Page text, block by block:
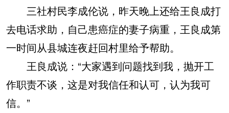
三社村民李成伦说，昨天晚上还给王良成打
去电话求助，自己患癌症的妻子病重，王良成第
一时间从县城连夜赶回村里给予帮助。
王良成说：“大家遇到问题找到我，抛开工
作职责不谈，这是对我信任和认可，认为我可
信。”